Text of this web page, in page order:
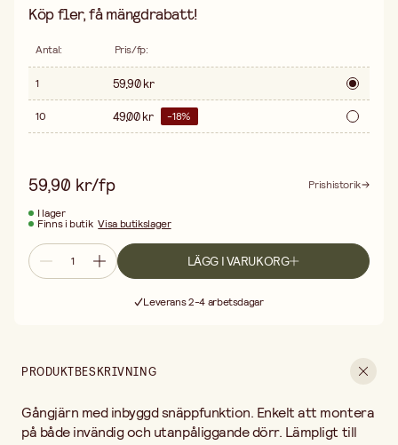
Köp fler, få mängdrabatt!
Antal: Pris/fp:
1 59,90 kr
10 49,00 kr -18%
59,90 kr/fp
Prishistorik
I lager
Finns i butik Visa butikslager
LÄGG I VARUKORG
Leverans 2-4 arbetsdagar
PRODUKTBESKRIVNING
Gångjärn med inbyggd snäppfunktion. Enkelt att montera
på både invändig och utanpåliggande dörr. Lämpligt till